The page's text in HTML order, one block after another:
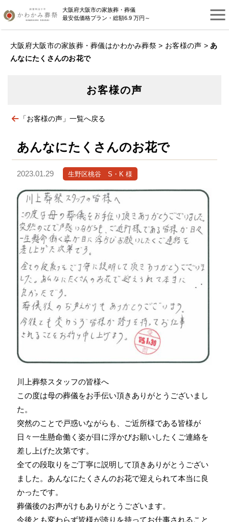
大阪府大阪市の家族葬・葬儀
最安低価格プラン・総額6.9 万円～
大阪府大阪市の家族葬・葬儀はかわかみ葬祭 > お客様の声 > あ
んなにたくさんのお花で
お客様の声
「お客様の声」一覧へ戻る
あんなにたくさんのお花で
2023.01.29 生野区桃谷 S・K 様
川上葬祭スタッフの皆様へ
この度は母の葬儀をお手伝い頂きありがとうございまし
た。
突然のことで戸惑いながらも、ご近所様である皆様が
日々一生懸命働く姿が目に浮かびお願いしたくご連絡を
差し上げた次第です。
全ての段取りをご丁寧に説明して頂きありがとうござい
ました。あんなにたくさんのお花で迎えられて本当に良
かったです。
葬儀後のお声がけもありがとうございます。
今後とも変わらず皆様が誇りを持ってお仕事されること